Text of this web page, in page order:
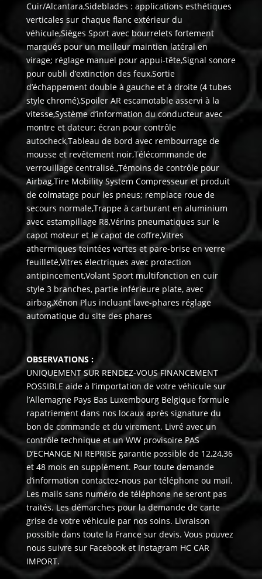
Cuir/Alcantara,Sideblades : applications esthétiques
verticales sur chaque flanc extérieur du
véhicule,Sièges Sport avec bourrelets fortement
marqués pour un meilleur maintien latéral en
virage; réglage manuel pour appui-tête,Signal sonore
pour oubli d’extinction des feux,Sortie
d’échappement double à gauche et à droite (4 tubes
style chromé),Spoiler AR escamotable asservi à la
vitesse,Système d’information du conducteur avec
montre et dateur; écran pour contrôle
autocheck,Tableau de bord avec rembourrage de
mousse et revêtement noir,Télécommande de
verrouillage centralisé.,Témoins de contrôle pour
Airbag,Tire Mobility System Compresseur et produit
de colmatage pour les pneus; remplace roue de
secours normale,Trappe à carburant en aluminium
avec estampillage R8,Vérins pneumatiques sur le
capot moteur et le capot de coffre,Vitres
athermiques teintées vertes et pare-brise en verre
feuilleté,Vitres électriques avec protection
antipincement,Volant Sport multifonction en cuir
style 3 branches, partie inférieure plate, avec
airbag,Xénon Plus incluant lave-phares réglage
automatique du site des phares
OBSERVATIONS :
UNIQUEMENT SUR RENDEZ-VOUS FINANCEMENT
POSSIBLE aide à l’importation de votre véhicule sur
l’Allemagne Pays Bas Luxembourg Belgique formule
rapatriement dans nos locaux après signature du
bon de commande et du virement. Livré avec un
contrôle technique et un WW provisoire PAS
D’ECHANGE NI REPRISE garantie possible de 12,24,36
et 48 mois en supplément. Pour toute demande
d’information contactez-nous par téléphone ou mail.
Les mails sans numéro de téléphone ne seront pas
traités. Les démarches pour la demande de carte
grise de votre véhicule par nos soins. Livraison
possible dans toute la France sur devis. Vous pouvez
nous suivre sur Facebook et Instagram HC CAR
IMPORT.